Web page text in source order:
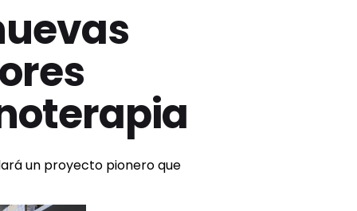
un proyecto pionero que